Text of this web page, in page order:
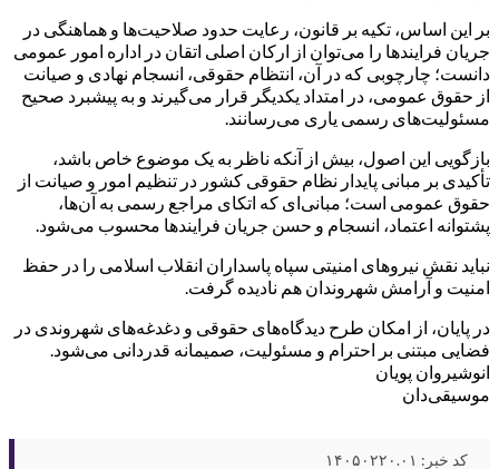
بر این اساس، تکیه بر قانون، رعایت حدود صلاحیت‌ها و هماهنگی در
جریان فرایندها را می‌توان از ارکان اصلی اتقان در اداره امور عمومی
دانست؛ چارچوبی که در آن، انتظام حقوقی، انسجام نهادی و صیانت
از حقوق عمومی، در امتداد یکدیگر قرار می‌گیرند و به پیشبرد صحیح
مسئولیت‌های رسمی یاری می‌رسانند.
بازگویی این اصول، بیش از آنکه ناظر به یک موضوع خاص باشد،
تأکیدی بر مبانی پایدار نظام حقوقی کشور در تنظیم امور و صیانت از
حقوق عمومی است؛ مبانی‌ای که اتکای مراجع رسمی به آن‌ها،
پشتوانه اعتماد، انسجام و حسن جریان فرایندها محسوب می‌شود.
نباید نقش نیروهای امنیتی سپاه پاسداران انقلاب اسلامی را در حفظ
امنیت و آرامش شهروندان هم نادیده گرفت.
در پایان، از امکان طرح دیدگاه‌های حقوقی و دغدغه‌های شهروندی در
فضایی مبتنی بر احترام و مسئولیت، صمیمانه قدردانی می‌شود.
انوشیروان پویان
موسیقی‌دان
کد خبر: ۱۴۰۵۰۲۲۰.۰۱